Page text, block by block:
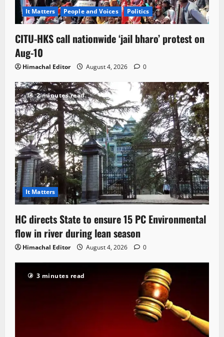
It Matters People and Voices Politics
CITU-HKS call nationwide ‘jail bharo’ protest on
Aug-10
Himachal Editor August 4, 2026 0
2 minutes read
It Matters
HC directs State to ensure 15 PC Environmental
flow in river during lean season
Himachal Editor August 4, 2026 0
3 minutes read